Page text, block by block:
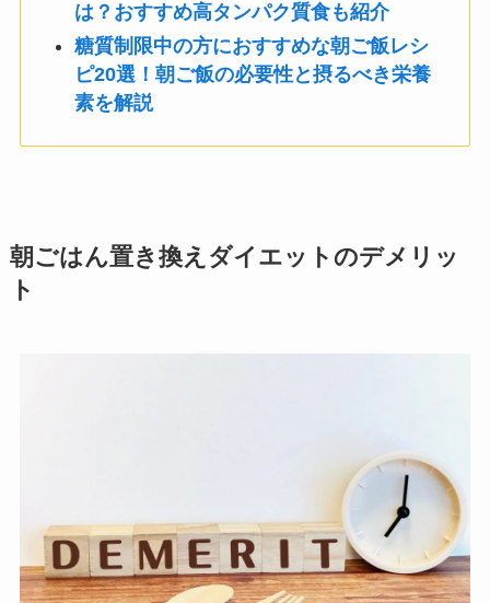
は？おすすめ高タンパク質食も紹介
糖質制限中の方におすすめな朝ご飯レシ
ピ20選！朝ご飯の必要性と摂るべき栄養
素を解説
朝ごはん置き換えダイエットのデメリッ
ト